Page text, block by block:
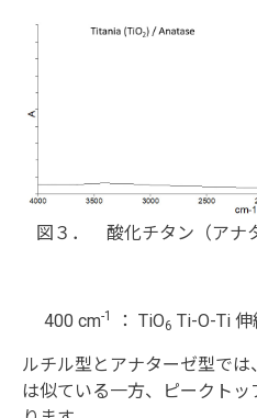
図３． 酸化チタン（アナ
400 cm-1 ： TiO6 Ti-O-Ti 伸
ルチル型とアナターゼ型で
は似ている一方、ピークト